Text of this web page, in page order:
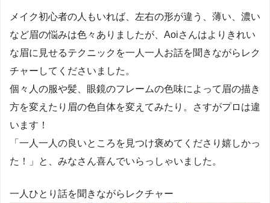
メイク初心者の人もいれば、左右の形が違う、薄い、濃い
など眉の悩みは色々ありましたが、Aoiさんはよりきれい
な眉に見せるテクニックを一人一人お話を聞きながらレク
チャーしてくださいました。
個々人の服や髪、眼鏡のフレームの色味によって眉の描き
方を変えたり眉の色自体を変えてみたり。さすがプロは違
います！
「一人一人の良いところを見つけ褒めてくださり嬉しかっ
た！」と、みなさん喜んでいらっしゃいました。
一人ひとり話を聞きながらレクチャー